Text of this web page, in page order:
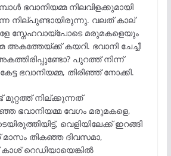
ഭവാനിയമ്മ നിലവിളക്കുമായി
നില്പുണ്ടായിരുന്നു. വലത് കാല്
സ്നേഹവായ്പോടെ മരുമകളെയും
അകത്തേയ്ക്ക് കയറി. ഭവാനി ചേച്ചീ
പുറത്ത് നിന്ന്
ഭവാനിയമ്മ, തിരിഞ്ഞ് നോക്കി.
മുറ്റത്ത് നില്ക്കുന്നത്
ഭവാനിയമ്മ വേഗം മരുമകളെ,
വെളിയിലേക്ക് ഇറങ്ങി
തികഞ്ഞ ദിവസമാ,
കാശ് റെഡിയായെങ്കിൽ